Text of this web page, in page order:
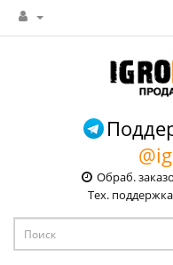
Обраб.
Тех.